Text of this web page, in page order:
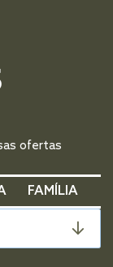
ofertas
FAMÍLIA